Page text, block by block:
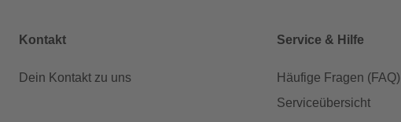
Kontakt
Dein Kontakt zu uns
Service & Hilfe
Häufige Fragen (FAQ)
Serviceübersicht